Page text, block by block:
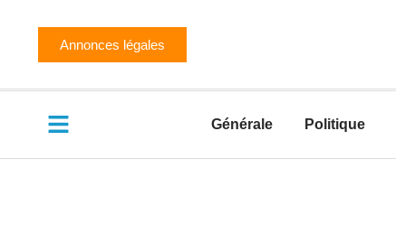
Annonces légales
Générale Politique